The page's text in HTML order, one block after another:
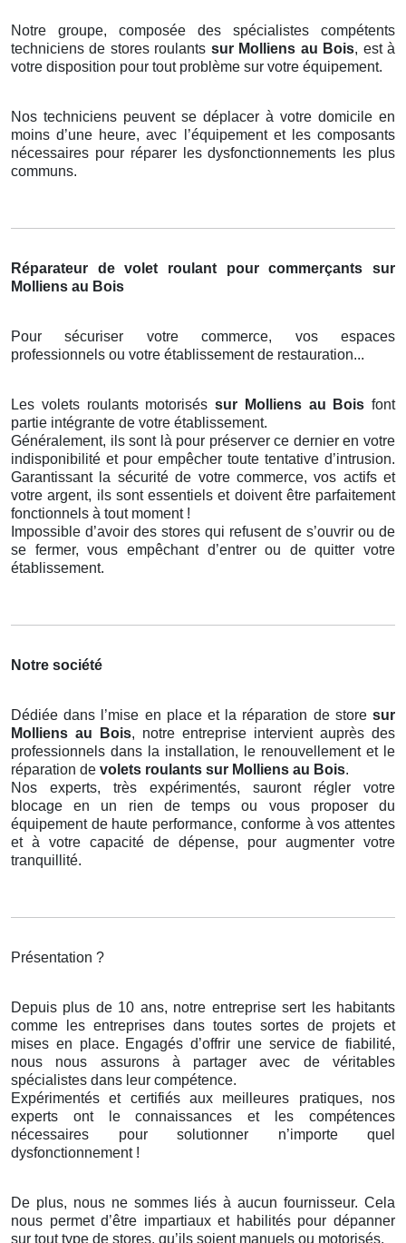
Notre groupe, composée des spécialistes compétents
techniciens de stores roulants sur Molliens au Bois, est à
votre disposition pour tout problème sur votre équipement.
Nos techniciens peuvent se déplacer à votre domicile en
moins d’une heure, avec l’équipement et les composants
nécessaires pour réparer les dysfonctionnements les plus
communs.
Réparateur de volet roulant pour commerçants sur
Molliens au Bois
Pour sécuriser votre commerce, vos espaces
professionnels ou votre établissement de restauration...
Les volets roulants motorisés sur Molliens au Bois font
partie intégrante de votre établissement.
Généralement, ils sont là pour préserver ce dernier en votre
indisponibilité et pour empêcher toute tentative d’intrusion.
Garantissant la sécurité de votre commerce, vos actifs et
votre argent, ils sont essentiels et doivent être parfaitement
fonctionnels à tout moment !
Impossible d’avoir des stores qui refusent de s’ouvrir ou de
se fermer, vous empêchant d’entrer ou de quitter votre
établissement.
Notre société
Dédiée dans l’mise en place et la réparation de store sur
Molliens au Bois, notre entreprise intervient auprès des
professionnels dans la installation, le renouvellement et le
réparation de volets roulants sur Molliens au Bois.
Nos experts, très expérimentés, sauront régler votre
blocage en un rien de temps ou vous proposer du
équipement de haute performance, conforme à vos attentes
et à votre capacité de dépense, pour augmenter votre
tranquillité.
Présentation ?
Depuis plus de 10 ans, notre entreprise sert les habitants
comme les entreprises dans toutes sortes de projets et
mises en place. Engagés d’offrir une service de fiabilité,
nous nous assurons à partager avec de véritables
spécialistes dans leur compétence.
Expérimentés et certifiés aux meilleures pratiques, nos
experts ont le connaissances et les compétences
nécessaires pour solutionner n’importe quel
dysfonctionnement !
De plus, nous ne sommes liés à aucun fournisseur. Cela
nous permet d’être impartiaux et habilités pour dépanner
sur tout type de stores, qu’ils soient manuels ou motorisés.